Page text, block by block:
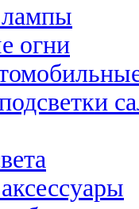
огни